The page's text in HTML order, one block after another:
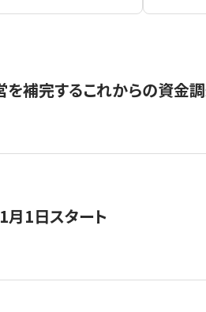
補完するこれからの資金調
月1日スタート